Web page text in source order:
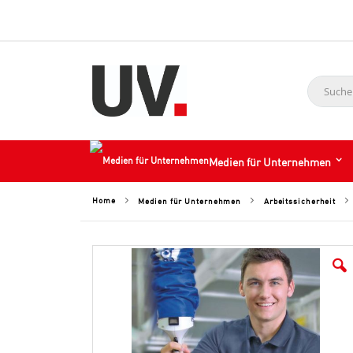
Suche
Medien für Unternehmen
Home Medien für Unternehmen Arbeitssicherheit